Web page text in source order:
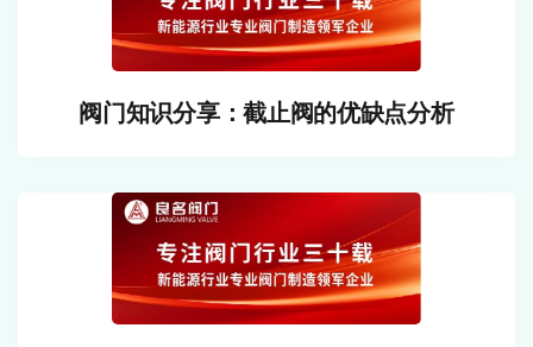
阀门知识分享：截止阀的优缺点分析